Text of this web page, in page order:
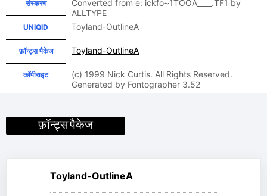
संस्करण
Converted from e: ickfo~1TOOA____.TF1 by
ALLTYPE
UNIQID Toyland-OutlineA
फ़ॉन्ट्स पैकेज Toyland-OutlineA
कॉपीराइट
(c) 1999 Nick Curtis. All Rights Reserved.
Generated by Fontographer 3.52
फ़ॉन्ट्स पैकेज
Toyland-OutlineA